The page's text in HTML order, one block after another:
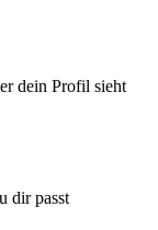
dein Profil sieht
dir passt